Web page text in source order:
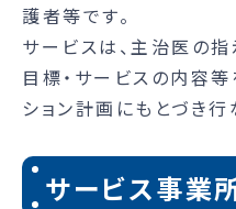
護者等です。
サービスは、主治医の
目標・サービスの内容
ション計画にもとづき行
サービス事業